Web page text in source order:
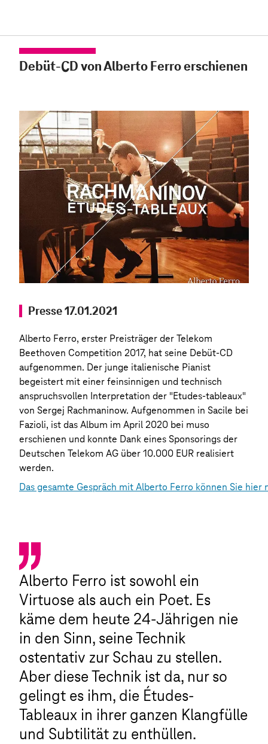
Debüt-CD von Alberto Ferro erschienen
Presse 17.01.2021
Alberto Ferro, erster Preisträger der Telekom
Beethoven Competition 2017, hat seine Debüt-CD
aufgenommen. Der junge italienische Pianist
begeistert mit einer feinsinnigen und technisch
anspruchsvollen Interpretation der "Etudes-tableaux"
von Sergej Rachmaninow. Aufgenommen in Sacile bei
Fazioli, ist das Album im April 2020 bei muso
erschienen und konnte Dank eines Sponsorings der
Deutschen Telekom AG über 10.000 EUR realisiert
werden.
Das gesamte Gespräch mit Alberto Ferro können Sie hier
Alberto Ferro ist sowohl ein
Virtuose als auch ein Poet. Es
käme dem heute 24-Jährigen nie
in den Sinn, seine Technik
ostentativ zur Schau zu stellen.
Aber diese Technik ist da, nur so
gelingt es ihm, die Études-
Tableaux in ihrer ganzen Klangfülle
und Subtilität zu enthüllen.